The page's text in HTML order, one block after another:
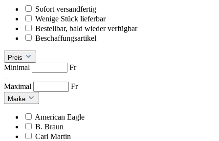
Sofort versandfertig
Wenige Stück lieferbar
Bestellbar, bald wieder verfügbar
Beschaffungsartikel
Preis
Minimal
Fr
–
Maximal
Fr
Marke
American Eagle
B. Braun
Carl Martin